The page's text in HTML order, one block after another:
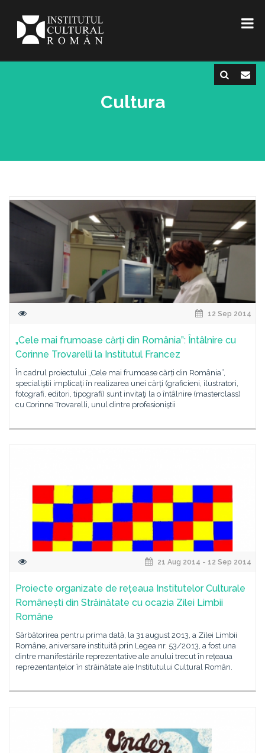
Cultura
12 Sep 2014
„Cele mai frumoase cărți din România”: Întâlnire cu
Corinne Trovarelli la Institutul Francez
În cadrul proiectului „Cele mai frumoase cărți din România”,
specialiştii implicați în realizarea unei cărți (graficieni, ilustratori,
fotografi, editori, tipografi) sunt invitaţi la o întâlnire (masterclass)
cu Corinne Trovarelli, unul dintre profesioniștii
21 Aug 2014 - 12 Sep 2014
Proiecte organizate de rețeaua Institutelor Culturale
Românești din Străinătate cu ocazia Zilei Limbii
Române
Sărbătorirea pentru prima dată, la 31 august 2013, a Zilei Limbii
Române, aniversare instituită prin Legea nr. 53/2013, a fost una
dintre manifestările reprezentative ale anului trecut în rețeaua
reprezentanțelor în străinătate ale Institutului Cultural Român.